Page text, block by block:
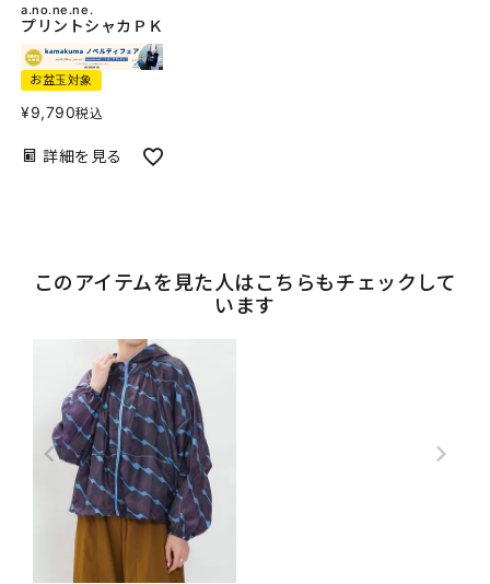
a.no.ne.ne.
プリントシャカＰＫ
お盆玉対象
¥9,790税込
詳細を見る
このアイテムを見た人はこちらもチェックして
います